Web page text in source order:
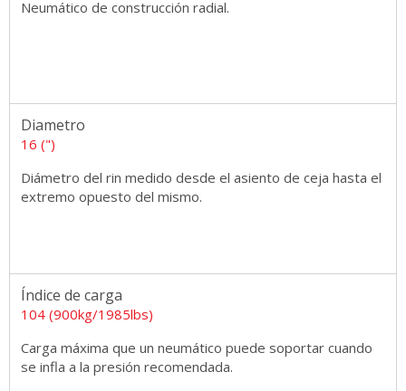
Neumático de construcción radial.
Diametro
16 (")
Diámetro del rin medido desde el asiento de ceja hasta el
extremo opuesto del mismo.
Índice de carga
104 (900kg/1985lbs)
Carga máxima que un neumático puede soportar cuando
se infla a la presión recomendada.